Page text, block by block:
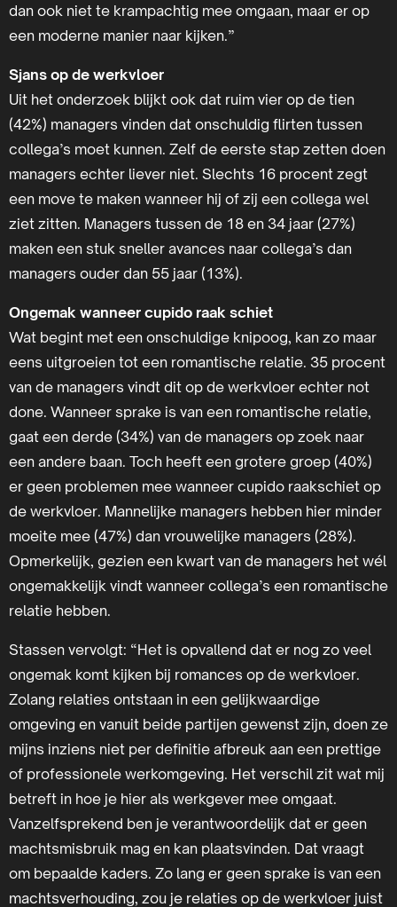
dan ook niet te krampachtig mee omgaan, maar er op
een moderne manier naar kijken.”
Sjans op de werkvloer
Uit het onderzoek blijkt ook dat ruim vier op de tien
(42%) managers vinden dat onschuldig flirten tussen
collega’s moet kunnen. Zelf de eerste stap zetten doen
managers echter liever niet. Slechts 16 procent zegt
een move te maken wanneer hij of zij een collega wel
ziet zitten. Managers tussen de 18 en 34 jaar (27%)
maken een stuk sneller avances naar collega’s dan
managers ouder dan 55 jaar (13%).
Ongemak wanneer cupido raak schiet
Wat begint met een onschuldige knipoog, kan zo maar
eens uitgroeien tot een romantische relatie. 35 procent
van de managers vindt dit op de werkvloer echter not
done. Wanneer sprake is van een romantische relatie,
gaat een derde (34%) van de managers op zoek naar
een andere baan. Toch heeft een grotere groep (40%)
er geen problemen mee wanneer cupido raakschiet op
de werkvloer. Mannelijke managers hebben hier minder
moeite mee (47%) dan vrouwelijke managers (28%).
Opmerkelijk, gezien een kwart van de managers het wél
ongemakkelijk vindt wanneer collega’s een romantische
relatie hebben.
Stassen vervolgt: “Het is opvallend dat er nog zo veel
ongemak komt kijken bij romances op de werkvloer.
Zolang relaties ontstaan in een gelijkwaardige
omgeving en vanuit beide partijen gewenst zijn, doen ze
mijns inziens niet per definitie afbreuk aan een prettige
of professionele werkomgeving. Het verschil zit wat mij
betreft in hoe je hier als werkgever mee omgaat.
Vanzelfsprekend ben je verantwoordelijk dat er geen
machtsmisbruik mag en kan plaatsvinden. Dat vraagt
om bepaalde kaders. Zo lang er geen sprake is van een
machtsverhouding, zou je relaties op de werkvloer juist